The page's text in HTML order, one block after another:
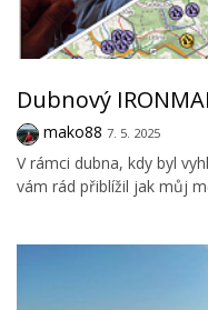
Dubnový
mako88 7. 5. 2025
V rámci dubna, kdy byl
vám rád přiblížil jak můj